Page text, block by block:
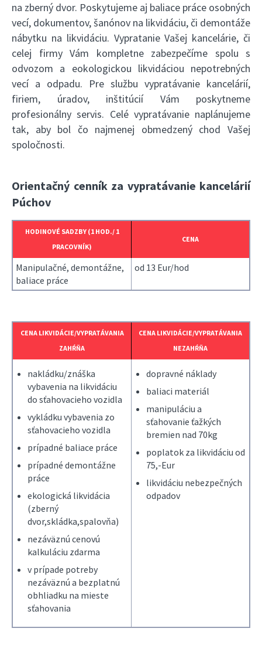
na zberný dvor. Poskytujeme aj baliace práce osobných
vecí, dokumentov, šanónov na likvidáciu, či demontáže
nábytku na likvidáciu. Vypratanie Vašej kancelárie, či
celej firmy Vám kompletne zabezpečíme spolu s
odvozom a eokologickou likvidáciou nepotrebných
vecí a odpadu. Pre službu vypratávanie kancelárií,
firiem, úradov, inštitúcií Vám poskytneme
profesionálny servis. Celé vypratávanie naplánujeme
tak, aby bol čo najmenej obmedzený chod Vašej
spoločnosti.
Orientačný cenník za vypratávanie kancelárií
Púchov
HODINOVÉ SADZBY (1 HOD./ 1
PRACOVNÍK)
CENA
Manipulačné, demontážne,
baliace práce
od 13 Eur/hod
CENA LIKVIDÁCIE/VYPRATÁVANIA
ZAHŔŇA
CENA LIKVIDÁCIE/VYPRATÁVANIA
NEZAHŔŇA
nakládku/znáška
vybavenia na likvidáciu
do sťahovacieho vozidla
vykládku vybavenia zo
sťahovacieho vozidla
prípadné baliace práce
prípadné demontážne
práce
ekologická likvidácia
(zberný
dvor,skládka,spalovňa)
nezáväznú cenovú
kalkuláciu zdarma
v prípade potreby
nezáväznú a bezplatnú
obhliadku na mieste
sťahovania
dopravné náklady
baliaci materiál
manipuláciu a
sťahovanie ťažkých
bremien nad 70kg
poplatok za likvidáciu od
75,-Eur
likvidáciu nebezpečných
odpadov